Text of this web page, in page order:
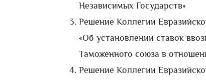
Независимых Государств»
Решение Коллегии
«Об установлении ставок
Таможенного союза в
Решение Коллегии